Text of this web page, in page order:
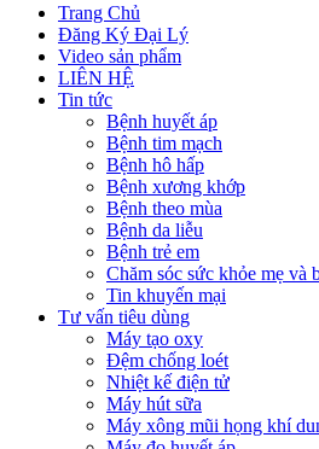
Trang Chủ
Đăng Ký Đại Lý
Video sản phẩm
LIÊN HỆ
Tin tức
Bệnh huyết áp
Bệnh tim mạch
Bệnh hô hấp
Bệnh xương khớp
Bệnh theo mùa
Bệnh da liễu
Bệnh trẻ em
Chăm sóc sức khỏe mẹ và
Tin khuyến mại
Tư vấn tiêu dùng
Máy tạo oxy
Đệm chống loét
Nhiệt kế điện tử
Máy hút sữa
Máy xông mũi họng khí